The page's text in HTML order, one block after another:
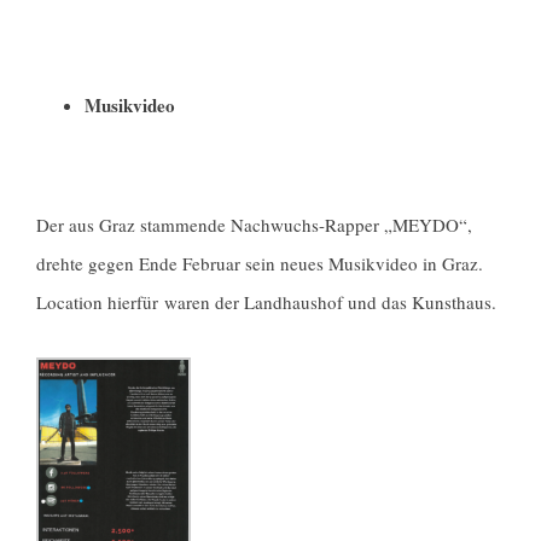
Musikvideo
Der aus Graz stammende Nachwuchs-Rapper „MEYDO“,
drehte gegen Ende Februar sein neues Musikvideo in Graz.
Location hierfür waren der Landhaushof und das Kunsthaus.